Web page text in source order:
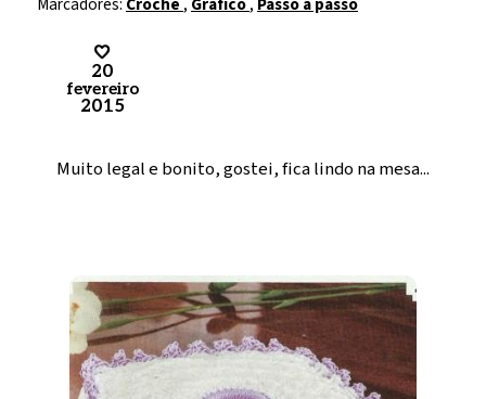
20
fevereiro
2015
Muito legal e bonito, gostei, fica lindo na mesa...